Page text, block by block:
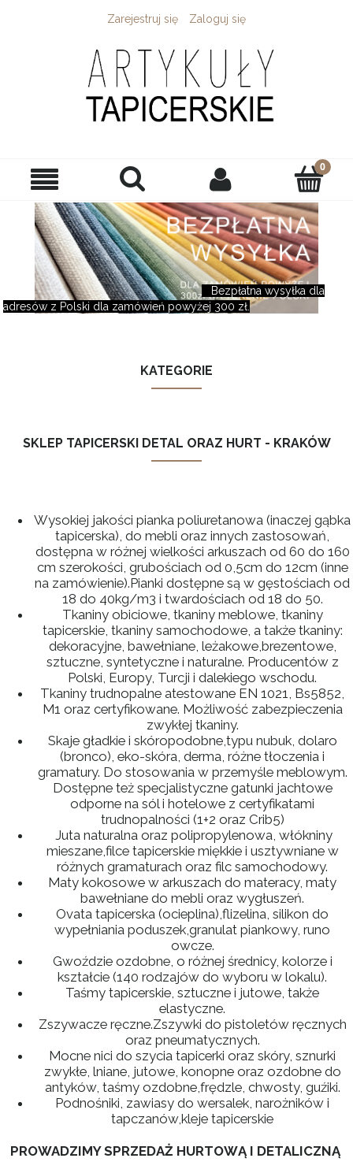
Zarejestruj się Zaloguj się
Bezpłatna wysyłka dla
adresów z Polski dla zamówień powyżej 300 zł.
KATEGORIE
SKLEP TAPICERSKI DETAL ORAZ HURT - KRAKÓW
Wysokiej jakości pianka poliuretanowa (inaczej gąbka
tapicerska), do mebli oraz innych zastosowań,
dostępna w różnej wielkości arkuszach od 60 do 160
cm szerokości, grubościach od 0,5cm do 12cm (inne
na zamówienie).Pianki dostępne są w gęstościach od
18 do 40kg/m3 i twardościach od 18 do 50.
Tkaniny obiciowe, tkaniny meblowe, tkaniny
tapicerskie, tkaniny samochodowe, a także tkaniny:
dekoracyjne, bawełniane, leżakowe,brezentowe,
sztuczne, syntetyczne i naturalne. Producentów z
Polski, Europy, Turcji i dalekiego wschodu.
Tkaniny trudnopalne atestowane EN 1021, Bs5852,
M1 oraz certyfikowane. Możliwość zabezpieczenia
zwykłej tkaniny.
Skaje gładkie i skóropodobne,typu nubuk, dolaro
(bronco), eko-skóra, derma, różne tłoczenia i
gramatury. Do stosowania w przemyśle meblowym.
Dostępne też specjalistyczne gatunki jachtowe
odporne na sól i hotelowe z certyfikatami
trudnopalności (1+2 oraz Crib5)
Juta naturalna oraz polipropylenowa, włókniny
mieszane,filce tapicerskie miękkie i usztywniane w
różnych gramaturach oraz filc samochodowy.
Maty kokosowe w arkuszach do materacy, maty
bawełniane do mebli oraz wygłuszeń.
Ovata tapicerska (ocieplina),flizelina, silikon do
wypełniania poduszek,granulat piankowy, runo
owcze.
Gwoździe ozdobne, o różnej średnicy, kolorze i
kształcie (140 rodzajów do wyboru w lokalu).
Taśmy tapicerskie, sztuczne i jutowe, także
elastyczne.
Zszywacze ręczne.Zszywki do pistoletów ręcznych
oraz pneumatycznych.
Mocne nici do szycia tapicerki oraz skóry, sznurki
zwykłe, lniane, jutowe, konopne oraz ozdobne do
antyków, taśmy ozdobne,frędzle, chwosty, guźiki.
Podnośniki, zawiasy do wersalek, narożników i
tapczanów,kleje tapicerskie
PROWADZIMY SPRZEDAŻ HURTOWĄ I DETALICZNĄ